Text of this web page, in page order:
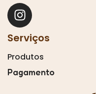
Serviços
Produtos
Pagamento